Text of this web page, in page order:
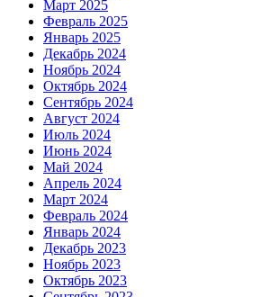
Март 2025
Февраль 2025
Январь 2025
Декабрь 2024
Ноябрь 2024
Октябрь 2024
Сентябрь 2024
Август 2024
Июль 2024
Июнь 2024
Май 2024
Апрель 2024
Март 2024
Февраль 2024
Январь 2024
Декабрь 2023
Ноябрь 2023
Октябрь 2023